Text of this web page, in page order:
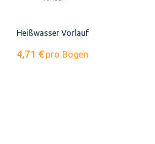
Heißwasser Vorlauf
4,71 € pro Bogen